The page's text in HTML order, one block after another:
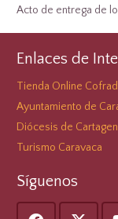
Acto de entrega de
Enlaces de
Tienda Online
Ayuntamiento de
Diócesis de
Turismo Caravaca
Síguenos